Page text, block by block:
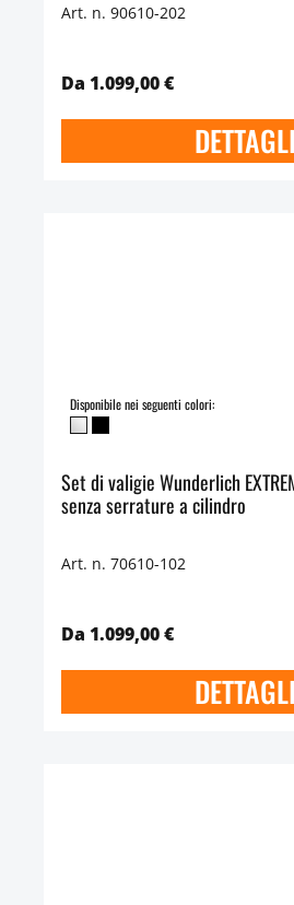
Art. n. 90610-202
Da 1.099,00 €
DETTAGLI
Disponibile nei seguenti colori:
Set di valigie Wunderlich
senza serrature a cilindro
Art. n. 70610-102
Da 1.099,00 €
DETTAGLI